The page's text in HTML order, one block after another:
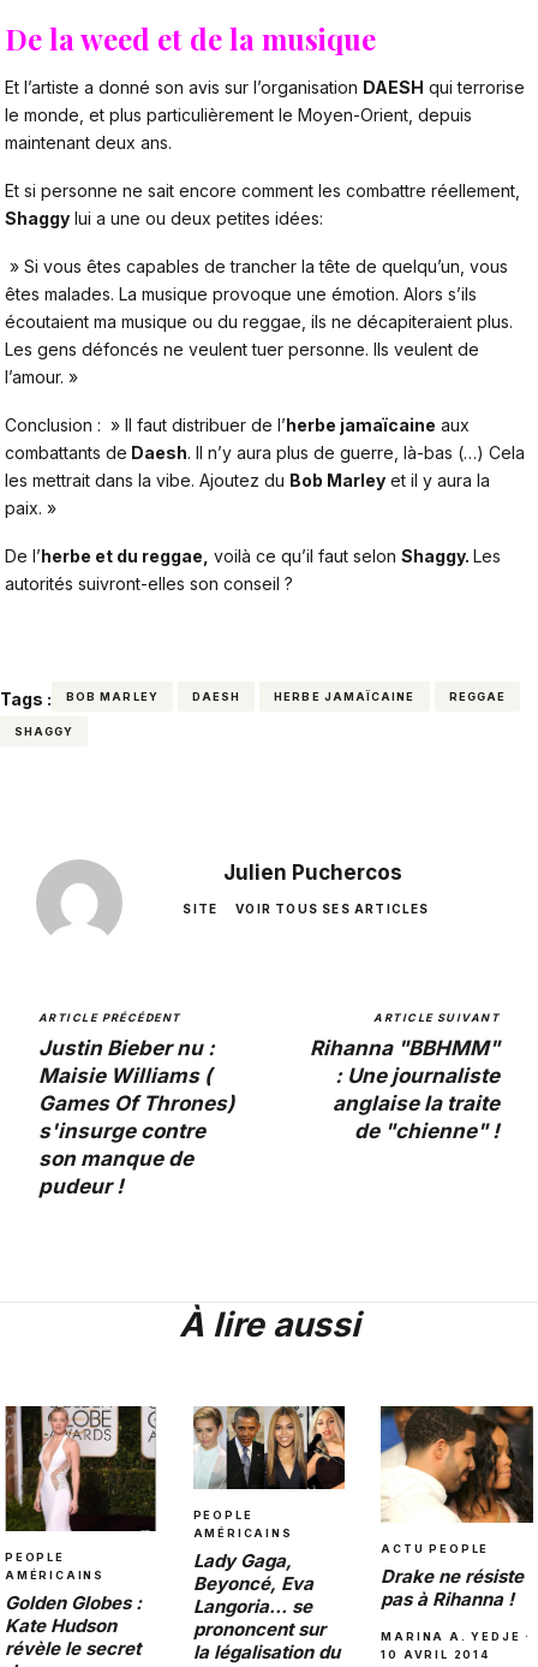
De la weed et de la musique
Et l’artiste a donné son avis sur l’organisation DAESH qui terrorise
le monde, et plus particulièrement le Moyen-Orient, depuis
maintenant deux ans.
Et si personne ne sait encore comment les combattre réellement,
Shaggy lui a une ou deux petites idées:
» Si vous êtes capables de trancher la tête de quelqu’un, vous
êtes malades. La musique provoque une émotion. Alors s’ils
écoutaient ma musique ou du reggae, ils ne décapiteraient plus.
Les gens défoncés ne veulent tuer personne. Ils veulent de
l’amour. »
Conclusion : » Il faut distribuer de l’herbe jamaïcaine aux
combattants de Daesh. Il n’y aura plus de guerre, là-bas (…) Cela
les mettrait dans la vibe. Ajoutez du Bob Marley et il y aura la
paix. »
De l’herbe et du reggae, voilà ce qu’il faut selon Shaggy. Les
autorités suivront-elles son conseil ?
Tags : BOB MARLEY DAESH HERBE JAMAÏCAINE REGGAE
SHAGGY
Julien Puchercos
SITE VOIR TOUS SES ARTICLES
ARTICLE PRÉCÉDENT
Justin Bieber nu :
Maisie Williams (
Games Of Thrones)
s'insurge contre
son manque de
pudeur !
ARTICLE SUIVANT
Rihanna "BBHMM"
: Une journaliste
anglaise la traite
de "chienne" !
À lire aussi
PEOPLE
AMÉRICAINS
Golden Globes :
Kate Hudson
révèle le secret
PEOPLE
AMÉRICAINS
Lady Gaga,
Beyoncé, Eva
Langoria… se
prononcent sur
la légalisation du
ACTU PEOPLE
Drake ne résiste
pas à Rihanna !
MARINA A. YEDJE ·
10 AVRIL 2014